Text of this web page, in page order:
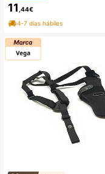
n para ametralladoras verde
o Vega Holster 2BR02
11 ,44€
4-7 días hábiles